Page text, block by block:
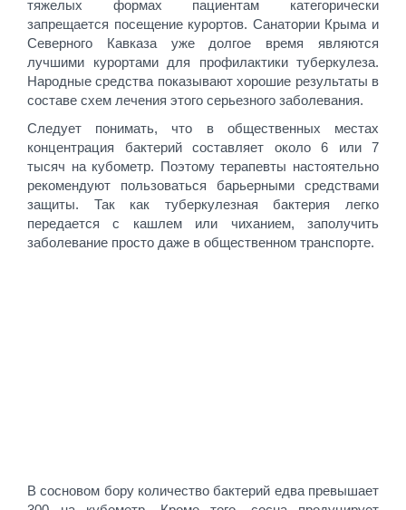
тяжелых формах пациентам категорически
запрещается посещение курортов. Санатории Крыма и
Северного Кавказа уже долгое время являются
лучшими курортами для профилактики туберкулеза.
Народные средства показывают хорошие результаты в
составе схем лечения этого серьезного заболевания.
Следует понимать, что в общественных местах
концентрация бактерий составляет около 6 или 7
тысяч на кубометр. Поэтому терапевты настоятельно
рекомендуют пользоваться барьерными средствами
защиты. Так как туберкулезная бактерия легко
передается с кашлем или чиханием, заполучить
заболевание просто даже в общественном транспорте.
В сосновом бору количество бактерий едва превышает